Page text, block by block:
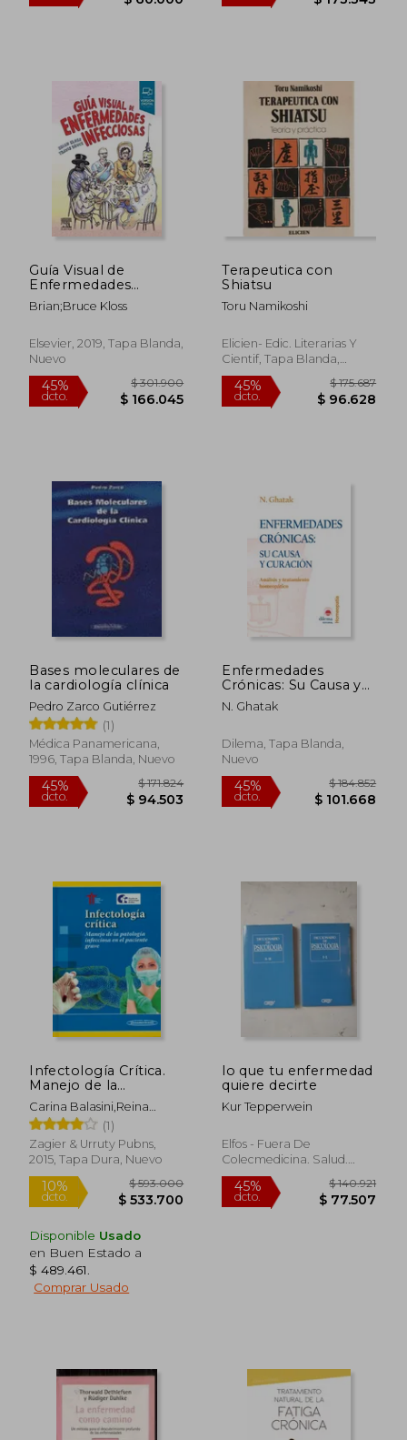
60%
dcto.
$ 150.000
$ 60.000
45%
dcto. $
Guía Visual de
Enfermedades
Infecciosas, 1e
Brian;Bruce Kloss
Elsevier, 2019, Tapa Blanda,
Nuevo
dcto.
Terapeutica con
Shiatsu
Toru Namikoshi
Elicien- Edic. Literarias Y
Cientif, Tapa Blanda,
Usado
dcto.
Bases moleculares de
la cardiología clínica
Pedro Zarco Gutiérrez
(1)
Médica Panamericana,
1996, Tapa Blanda, Nuevo
45%
dcto.
$ 171.824
Enfermedades
Crónicas: Su Causa y
Curación: Análisis y
Tratamiento
N. Ghatak
Dilema, Tapa Blanda,
Nuevo
45%
dcto.
$
Infectología Crítica.
Manejo de la
Patología Infecciosa
en el Paciente Grave
Carina Balasini,Reina
Rosa,María Candela
Llerena
(1)
Zagier & Urruty Pubns,
2015, Tapa Dura, Nuevo
Disponible Usado
en Buen Estado a
$ 489.461
Comprar Usado
lo que tu enfermedad
quiere decirte
Kur Tepperwein
Elfos - Fuera De
Colecmedicina. Salud.
Dieta, 2013, Tapa Blanda,
Usado